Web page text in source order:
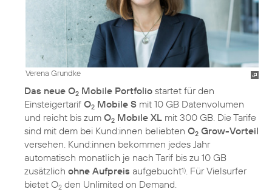
Verena Grundke
Das neue O2 Mobile Portfolio startet für den
Einsteigertarif O2 Mobile S mit 10 GB Datenvolumen
und reicht bis zum O2 Mobile XL mit 300 GB. Die Tarife
sind mit dem bei Kund:innen beliebten O2 Grow-Vorteil
versehen. Kund:innen bekommen jedes Jahr
automatisch monatlich je nach Tarif bis zu 10 GB
zusätzlich ohne Aufpreis aufgebucht1) . Für Vielsurfer
bietet O2 den Unlimited on Demand.